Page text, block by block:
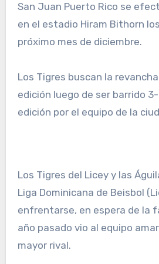
San Juan Puerto Rico se
en el estadio Hiram Bithorn
próximo mes de diciembre.
Los Tigres buscan la
edición luego de ser barrido
edición por el equipo de la
Los Tigres del Licey y las
Liga Dominicana de Beisbol
enfrentarse, en espera de la
año pasado vio al equipo
mayor rival.